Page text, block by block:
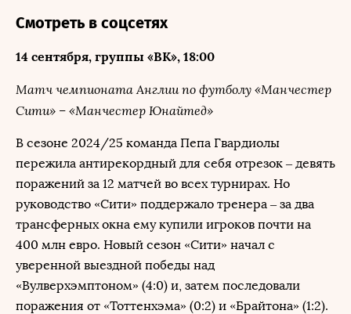
Смотреть в соцсетях
14 сентября, группы «ВК», 18:00
Матч чемпионата Англии по футболу «Манчестер
Сити» – «Манчестер Юнайтед»
В сезоне 2024/25 команда Пепа Гвардиолы
пережила антирекордный для себя отрезок – девять
поражений за 12 матчей во всех турнирах. Но
руководство «Сити» поддержало тренера – за два
трансферных окна ему купили игроков почти на
400 млн евро. Новый сезон «Сити» начал с
уверенной выездной победы над
«Вулверхэмптоном» (4:0) и, затем последовали
поражения от «Тоттенхэма» (0:2) и «Брайтона» (1:2).